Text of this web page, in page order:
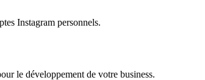
Instagram personnels.
le développement de votre business.